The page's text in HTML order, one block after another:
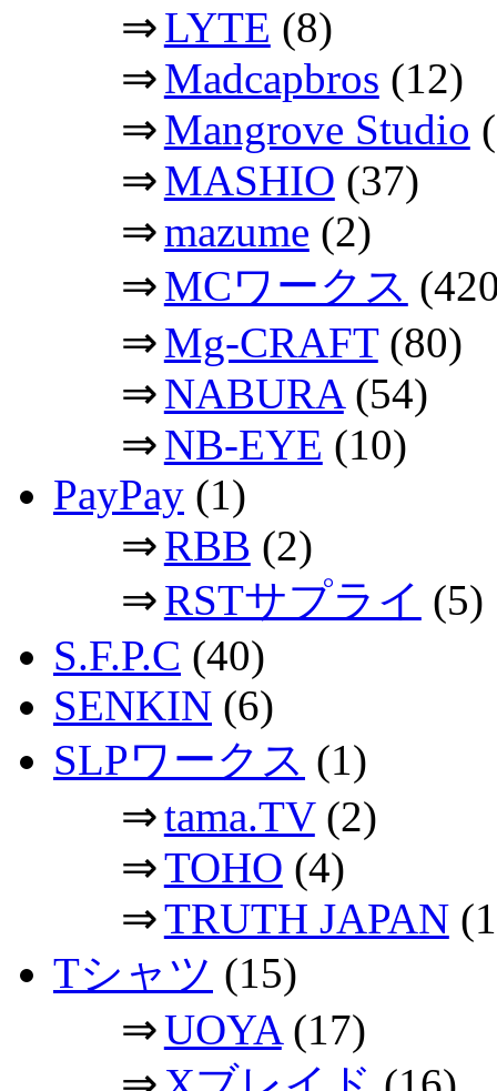
⇒LYTE (8)
⇒Madcapbros (12)
⇒Mangrove Studio
⇒MASHIO (37)
⇒mazume (2)
⇒MCワークス
⇒Mg-CRAFT(80)
⇒NABURA(54)
⇒NB-EYE (10)
PayPay (1)
⇒RBB (2)
⇒RSTサプライ (5)
S.F.P.C (40)
SENKIN (6)
SLPワークス (1)
⇒tama.TV(2)
⇒TOHO (4)
⇒TRUTH JAPAN
Tシャツ (15)
⇒UOYA(17)